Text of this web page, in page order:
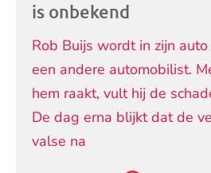
is onbekend
Rob Buijs wordt in zijn
een andere automobilist.
hem raakt, vult hij de
De dag erna blijkt dat de
valse na